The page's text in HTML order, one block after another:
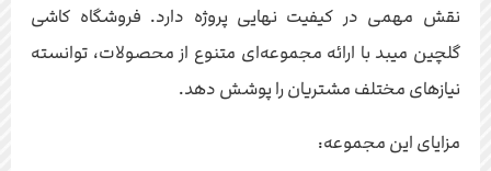
نقش مهمی در کیفیت نهایی پروژه دارد. فروشگاه کاشی
گلچین میبد با ارائه مجموعه‌ای متنوع از محصولات، توانسته
نیازهای مختلف مشتریان را پوشش دهد.
مزایای این مجموعه: